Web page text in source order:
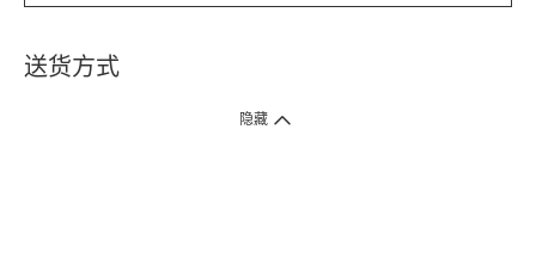
送货方式
1. 送货到府（受卫生署条例规管产品除外 ）
隐藏